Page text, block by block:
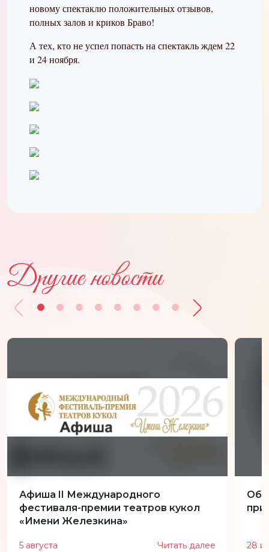
новому спектаклю положительных отзывов,
полных залов и криков Браво!
А тех, кто не успел попасть на спектакль ждем 22
и 24 ноября.
Другие новости
Афиша II Международного
фестиваля-премии театров кукол
«Имени Железкина»
5 августа Читать далее 28